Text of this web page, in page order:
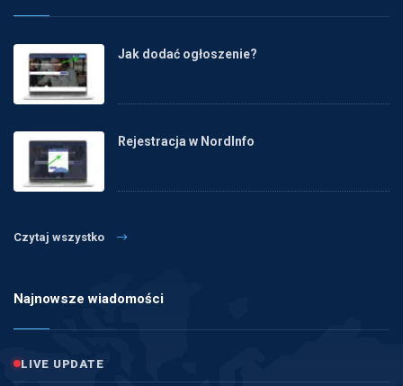
Jak dodać ogłoszenie?
Rejestracja w NordInfo
Czytaj wszystko
Najnowsze wiadomości
LIVE UPDATE